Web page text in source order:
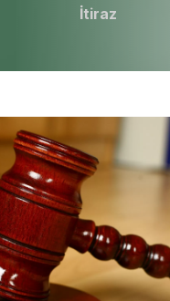
İtiraz